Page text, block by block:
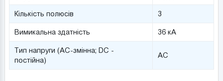
Кількість полюсів 3
Вимикальна здатність 36 кА
Тип напруги (AC-змінна; DC -
постійна)
AC